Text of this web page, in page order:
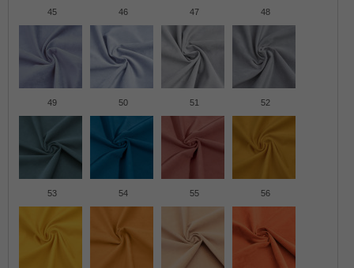
45 46 47 48
49 50 51 52
53 54 55 56